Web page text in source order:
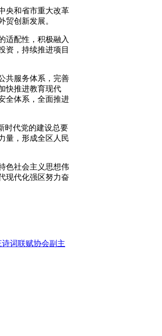
央和省市重大改革
创新发展。
适配性，积极融入
资，持续推进项目
共服务体系，完善
快推进教育现代
全体系，全面推进
时代党的建设总要
量，形成全区人民
色社会主义思想伟
现代化强区努力奋
诗词联赋协会副主